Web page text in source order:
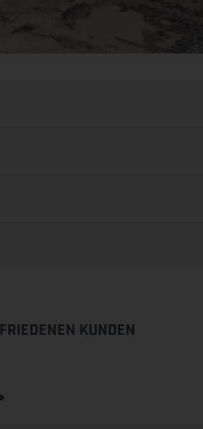
KUNDEN